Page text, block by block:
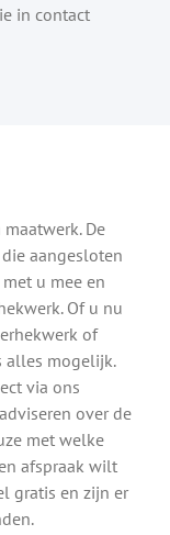
in contact
De
aangesloten
u mee en
Of u nu
of
alles mogelijk.
via ons
over de
met welke
afspraak wilt
gratis en zijn er